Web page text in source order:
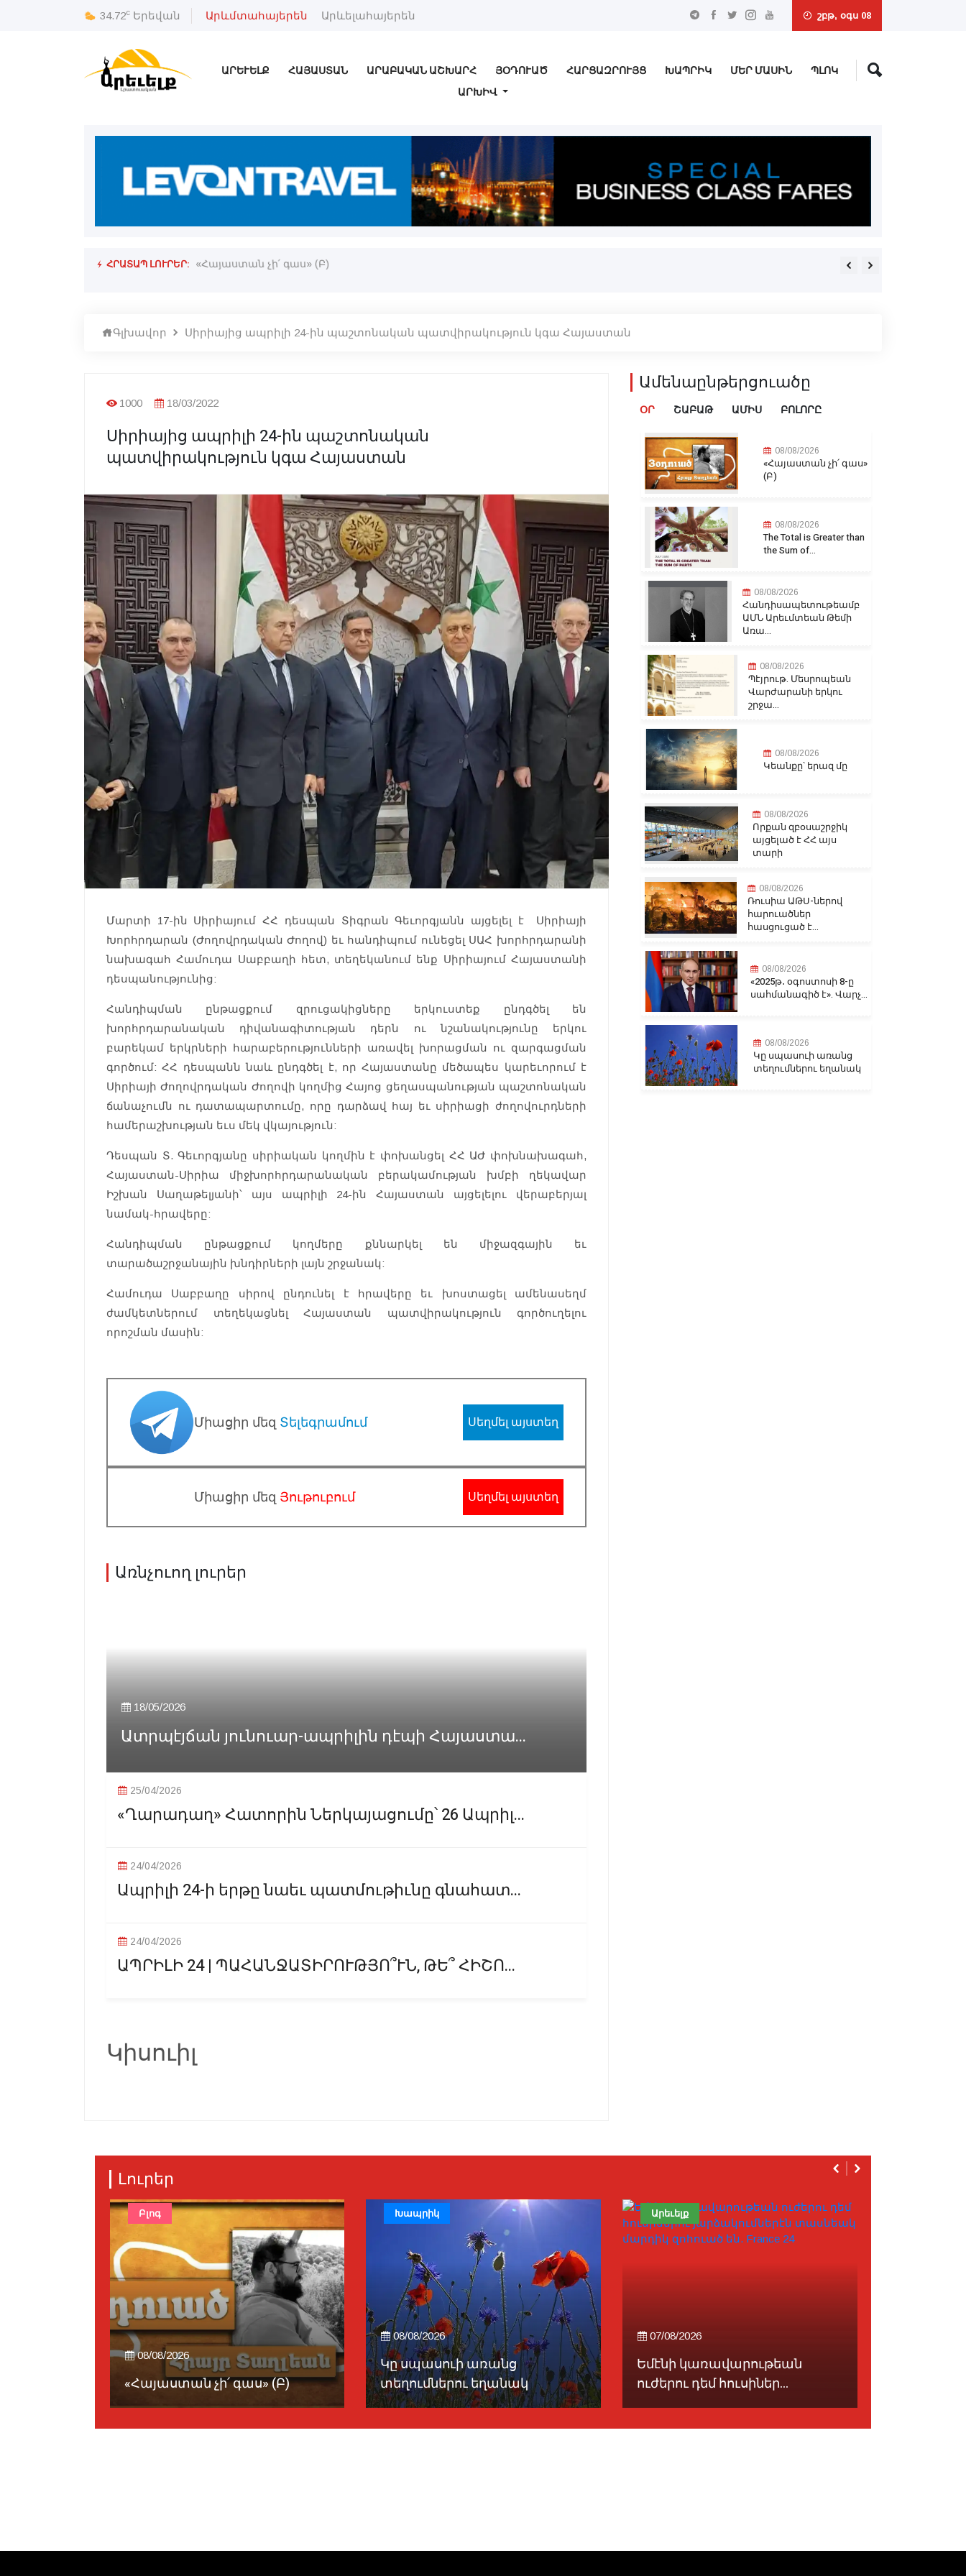
34.72c Երեվան Արևմտահայերեն Արևելահայերեն շբթ, օգս 08
ԱՐԵՒԵԼՔ ՀԱՅԱՍՏԱՆ ԱՐԱԲԱԿԱՆ ԱՇԽԱՐՀ ՅՕԴՈՒԱԾ ՀԱՐՑԱԶՐՈՒՅՑ ԽԱՊՐԻԿ ՄԵՐ ՄԱՍԻՆ
ՊԼՈԿ
ԱՐԽԻՎ
ՀՐԱՏԱՊ ԼՈՒՐԵՐ:
«Նախագահի պատուոյ «Հայաստան չի՛ գաս» (Բ) The Total is Greater than the
Գլխավոր Սիրիայից ապրիլի 24-ին պաշտոնական պատվիրակություն կգա Հայաստան
1000 18/03/2022
Սիրիայից ապրիլի 24-ին պաշտոնական
պատվիրակություն կգա Հայաստան
Մարտի 17-ին Սիրիայում ՀՀ դեսպան Տիգրան Գեւորգյանն այցելել է Սիրիայի
Խորհրդարան (Ժողովրդական Ժողով) եւ հանդիպում ունեցել ՍԱՀ խորհրդարանի
նախագահ Համուդա Սաբբաղի հետ, տեղեկանում ենք Սիրիայում Հայաստանի
դեսպանությունից:
Հանդիպման ընթացքում զրուցակիցները երկուստեք ընդգծել են
խորհրդարանական դիվանագիտության դերն ու նշանակությունը երկու
բարեկամ երկրների հարաբերությունների առավել խորացման ու զարգացման
գործում: ՀՀ դեսպանն նաև ընդգծել է, որ Հայաստանը մեծապես կարեւորում է
Սիրիայի Ժողովրդական Ժողովի կողմից Հայոց ցեղասպանության պաշտոնական
ճանաչումն ու դատապարտումը, որը դարձավ հայ եւ սիրիացի ժողովուրդների
համերաշխության եւս մեկ վկայություն:
Դեսպան Տ. Գեւորգյանը սիրիական կողմին է փոխանցել ՀՀ ԱԺ փոխնախագահ,
Հայաստան-Սիրիա միջխորհրդարանական բերակամության խմբի ղեկավար
Իշխան Սաղաթելյանի՝ այս ապրիլի 24-ին Հայաստան այցելելու վերաբերյալ
նամակ-հրավերը:
Հանդիպման ընթացքում կողմերը քննարկել են միջազգային եւ
տարածաշրջանային խնդիրների լայն շրջանակ:
Համուդա Սաբբաղը սիրով ընդունել է հրավերը եւ խոստացել ամենասեղմ
ժամկետներում տեղեկացնել Հայաստան պատվիրակություն գործուղելու
որոշման մասին:
Միացիր մեզ Տելեգրամում Սեղմել այստեղ
Միացիր մեզ Յութուբում Սեղմել այստեղ
Առնչուող լուրեր
18/05/2026
Ատրպէյճան յունուար-ապրիլին դէպի Հայաստա...
25/04/2026
«Ղարադաղ» Հատորին Ներկայացումը՝ 26 Ապրիլ...
24/04/2026
Ապրիլի 24-ի երթը նաեւ պատմութիւնը գնահատ...
24/04/2026
ԱՊՐԻԼԻ 24 | ՊԱՀԱՆՋԱՏԻՐՈՒԹՅՈ՞ՒՆ, ԹԵ՞ ՀԻՇՈ...
Կիսուիլ
Ամենաընթերցուածը
ՕՐ ՇԱԲԱԹ ԱՄԻՍ ԲՈԼՈՐԸ
08/08/2026
«Հայաստան չի՛ գաս»
(Բ)
08/08/2026
The Total is Greater than
the Sum of...
08/08/2026
Հանդիսապետութեամբ
ԱՄՆ Արեւմտեան Թեմի
Առա...
08/08/2026
Պէյրութ. Մեսրոպեան
Վարժարանի երկու
շրջա...
08/08/2026
Կեանքը՝ երազ մը
08/08/2026
Որքան զբօսաշրջիկ
այցելած է ՀՀ այս
տարի
08/08/2026
Ռուսիա ԱԹՍ-ներով
հարուածներ
հասցուցած է...
08/08/2026
«2025թ․ օգոստոսի 8-ը
սահմանագիծ է». Վարչ...
08/08/2026
Կը սպասուի առանց
տեղումներու եղանակ
Լուրեր
08/08/2026
«Հայաստան չի՛ գաս» (Բ)
Բլոգ
08/08/2026
Կը սպասուի առանց
տեղումներու եղանակ
Խապրիկ
07/08/2026
Եմէնի կառավարութեան
ուժերու դեմ հուսիներ...
Արեւելք